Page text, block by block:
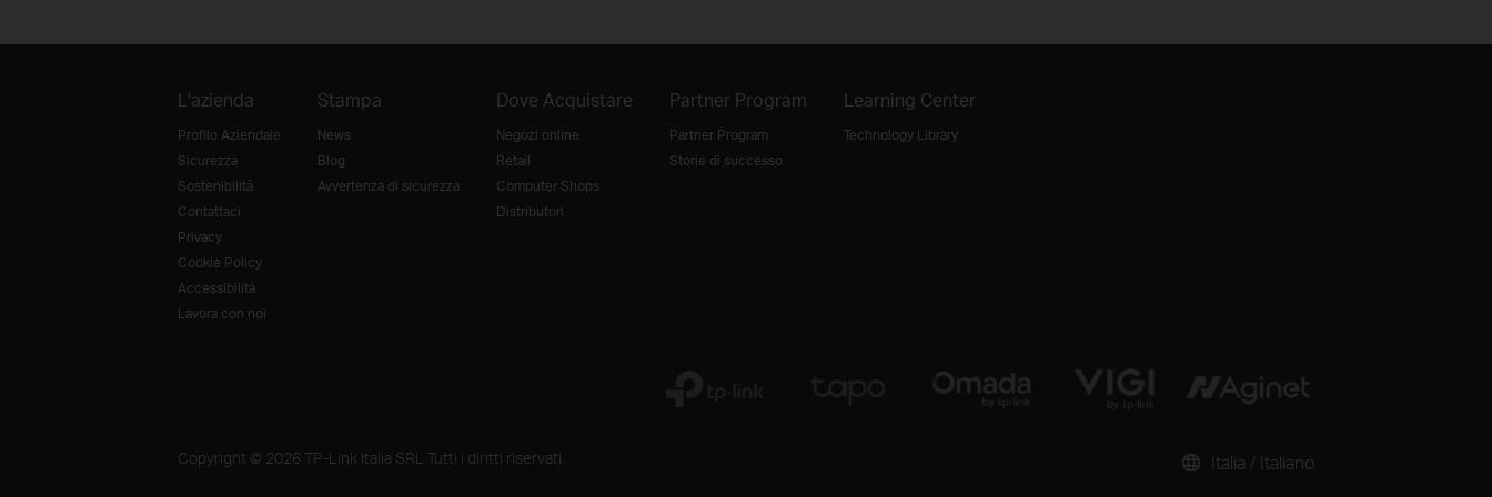
L'azienda
Profilo Aziendale
Sicurezza
Sostenibilità
Contattaci
Privacy
Cookie Policy
Accessibilità
Lavora con noi
Stampa
News
Blog
Avvertenza di sicurezza
Dove Acquistare
Negozi online
Retail
Computer Shops
Distributori
Partner Program
Partner Program
Storie di successo
Learning Center
Technology Library
Copyright © 2026 TP-Link Italia SRL Tutti i diritti riservati. Italia / Italiano